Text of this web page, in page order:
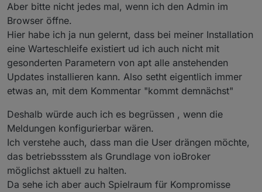
gezeigt, das Probleme in ioBroker sehr häufig am
vernachlässigten Unterbau liegen.
hingewiesen.
@rickmansagte in Betriebssystem-Paket-Updates,
Linux ist auf neustem Stand
da kam der Punkt nur, wenn was wirklich
wichtiges passiert ist, worum man sich
schnellstens kümmern sollte.
nöö, da kam gar nichts zum Thema OS!
Aber bitte nicht jedes mal, wenn ich den Admin im
Browser öffne.
Hier habe ich ja nun gelernt, dass bei meiner Installation
eine Warteschleife existiert ud ich auch nicht mit
gesonderten Parametern von apt alle anstehenden
Updates installieren kann. Also setht eigentlich immer
etwas an, mit dem Kommentar "kommt demnächst"
Deshalb würde auch ich es begrüssen , wenn die
Meldungen konfigurierbar wären.
Ich verstehe auch, dass man die User drängen möchte,
das betriebssstem als Grundlage von ioBroker
möglichst aktuell zu halten.
Da sehe ich aber auch Spielraum für Kompromisse